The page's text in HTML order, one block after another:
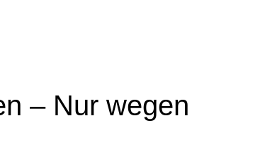
– Nur wegen